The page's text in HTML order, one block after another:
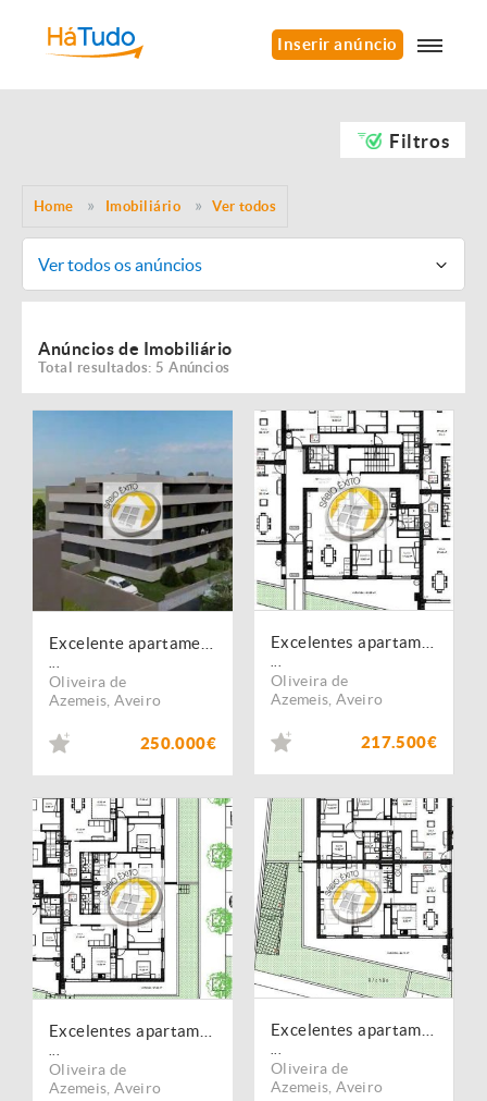
Inserir anúncio
Filtros
Home Imobiliário Ver todos
Ver todos os anúncios
Anúncios de Imobiliário
Total resultados: 5 Anúncios
Oliveira de
Azemeis ,Aveiro
250.000€
Oliveira de
Azemeis ,Aveiro
217.500€
Oliveira de
Azemeis ,Aveiro
Oliveira de
Azemeis ,Aveiro